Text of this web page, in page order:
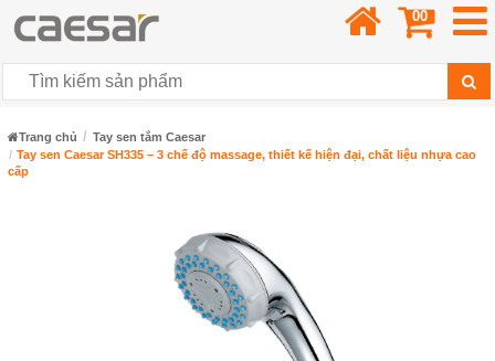
00
Trang chủ
Tay sen tắm Caesar
Tay sen Caesar SH335 – 3 chế độ massage, thiết kế hiện đại, chất liệu nhựa cao
cấp